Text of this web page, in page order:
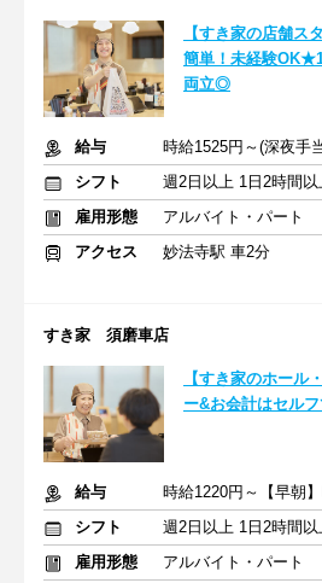
【すき家の店舗ス
簡単！未経験
両立◎
給与
時給1525円～(深夜手
シフト
週2日以上 1日2時間以
雇用形態
アルバイト・パート
アクセス
妙法寺駅 車2分
すき家 須磨車店
【すき家のホール
ー&お会計はセル
給与
シフト
週2日以上 1日2時間以
雇用形態
アルバイト・パート